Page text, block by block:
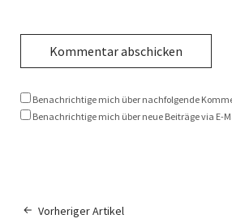
Benachrichtige mich über nachfolgende
Benachrichtige mich über neue Beiträge via E-
Vorheriger Artikel